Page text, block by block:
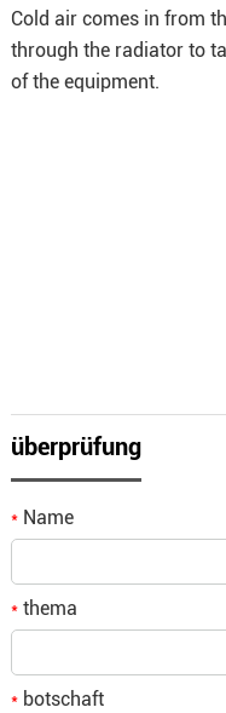
Cold air comes in from
through the radiator to
of the equipment.
überprüfung
*Name
*thema
*botschaft